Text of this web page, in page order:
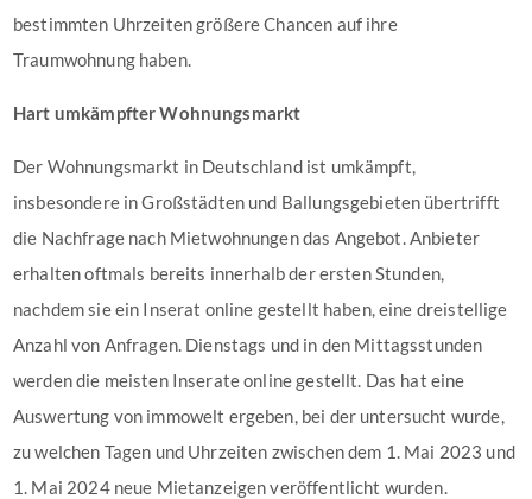
bestimmten Uhrzeiten größere Chancen auf ihre
Traumwohnung haben.
Hart umkämpfter Wohnungsmarkt
Der Wohnungsmarkt in Deutschland ist umkämpft,
insbesondere in Großstädten und Ballungsgebieten übertrifft
die Nachfrage nach Mietwohnungen das Angebot. Anbieter
erhalten oftmals bereits innerhalb der ersten Stunden,
nachdem sie ein Inserat online gestellt haben, eine dreistellige
Anzahl von Anfragen. Dienstags und in den Mittagsstunden
werden die meisten Inserate online gestellt. Das hat eine
Auswertung von immowelt ergeben, bei der untersucht wurde,
zu welchen Tagen und Uhrzeiten zwischen dem 1. Mai 2023 und
1. Mai 2024 neue Mietanzeigen veröffentlicht wurden.